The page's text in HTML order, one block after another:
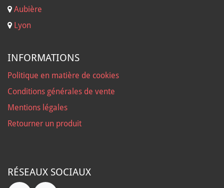
Aubière
Lyon
INFORMATIONS
Politique en matière de cookies
Conditions générales de vente
Mentions légales
Retourner un produit
RÉSEAUX SOCIAUX